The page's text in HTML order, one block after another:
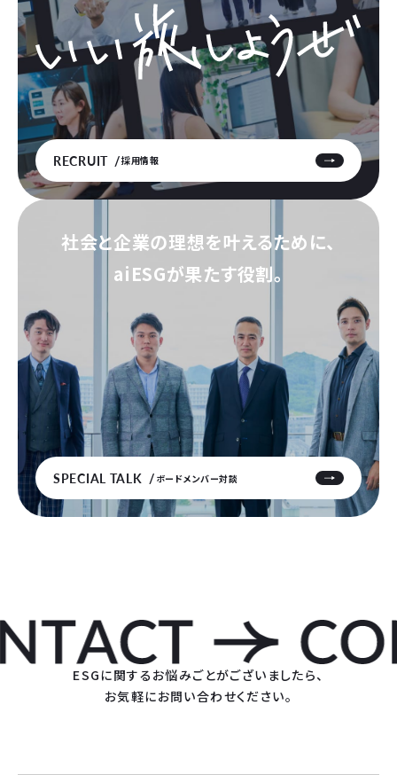
RECRUIT 採用情報
社会と企業の理想を叶えるために、
aiESGが果たす役割。
SPECIAL TALK ボードメンバー対談
ESGに関するお悩みごとがございましたら、
お気軽にお問い合わせください。